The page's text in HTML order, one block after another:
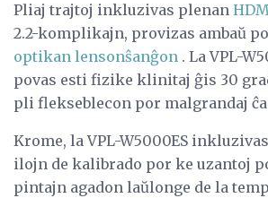
Pliaj trajtoj inkluzivas plenan
2.2-komplikajn, provizas ambaŭ
optikan lensonŝanĝon . La VPL-
povas esti fizike klinitaj ĝis 30
pli flekseblecon por malgrandaj
Krome, la VPL-W5000ES
ilojn de kalibrado por ke uzantoj
pintajn agadon laŭlonge de la